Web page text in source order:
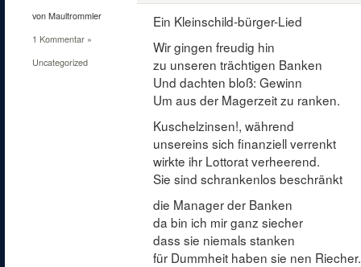
von Maultrommler
1 Kommentar »
Uncategorized
Ein Kleinschild-bürger-Lied
Wir gingen freudig hin
zu unseren trächtigen Banken
Und dachten bloß: Gewinn
Um aus der Magerzeit zu ranken.
Kuschelzinsen!, während
unsereins sich finanziell verrenkt
wirkte ihr Lottorat verheerend.
Sie sind schrankenlos beschränkt
die Manager der Banken
da bin ich mir ganz siecher
dass sie niemals stanken
für Dummheit haben sie nen Riecher.